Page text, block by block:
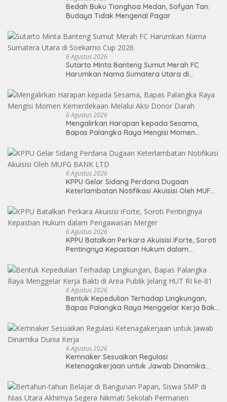
Bedah Buku Tionghoa Medan, Sofyan Tan:
Budaya Tidak Mengenal Pagar
6 Agustus 2026
Sutarto Minta Banteng Sumut Merah FC
Harumkan Nama Sumatera Utara di
6 Agustus 2026
Mengalirkan Harapan kepada Sesama,
Bapas Palangka Raya Mengisi Momen
6 Agustus 2026
KPPU Gelar Sidang Perdana Dugaan
Keterlambatan Notifikasi Akuisisi Oleh MUFG
6 Agustus 2026
KPPU Batalkan Perkara Akuisisi iForte, Soroti
Pentingnya Kepastian Hukum dalam
6 Agustus 2026
Bentuk Kepedulian Terhadap Lingkungan,
Bapas Palangka Raya Menggelar Kerja Bakti
6 Agustus 2026
Kemnaker Sesuaikan Regulasi
Ketenagakerjaan untuk Jawab Dinamika